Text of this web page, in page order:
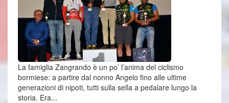
La famiglia Zangrando è un po’ l’anima del ciclismo
bormiese: a partire dal nonno Angelo fino alle ultime
generazioni di nipoti, tutti sulla sella a pedalare lungo la
storia. Era...